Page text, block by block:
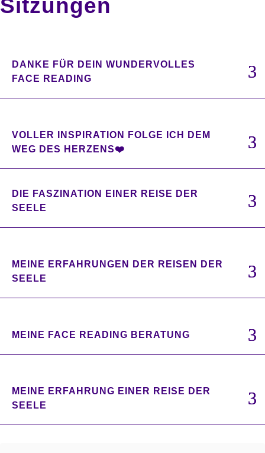
Sitzungen
DANKE FÜR DEIN WUNDERVOLLES
FACE READING
VOLLER INSPIRATION FOLGE ICH DEM
WEG DES HERZENS❤️
DIE FASZINATION EINER REISE DER
SEELE
MEINE ERFAHRUNGEN DER REISEN DER
SEELE
MEINE FACE READING BERATUNG
MEINE ERFAHRUNG EINER REISE DER
SEELE